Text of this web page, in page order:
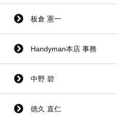
板倉 憲一
Handyman本店 事務
中野 碧
徳久 直仁